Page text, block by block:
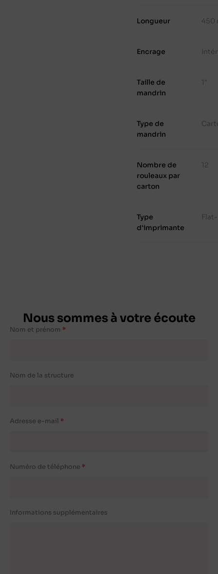
Longueur 450
Encrage
Taille de
mandrin
1"
Type de
mandrin
Nombre de
rouleaux par
carton
12
Type
d'imprimante
Nous sommes à votre écoute
Nom et prénom
Nom de la structure
Adresse e-mail
Numéro de téléphone
Informations supplémentaires